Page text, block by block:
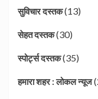
सुविचार दस्तक(13)
सेहत दस्तक(30)
स्पोर्ट्स दस्तक(35)
हमारा शहर : लोकल न्यूज